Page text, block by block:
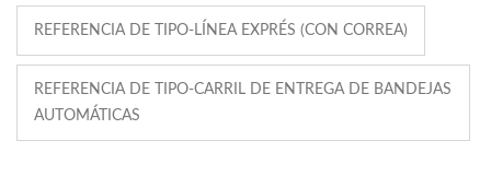
REFERENCIA DE TIPO-LÍNEA EXPRÉS (CON CORREA)
REFERENCIA DE TIPO-CARRIL DE ENTREGA DE BANDEJAS
AUTOMÁTICAS